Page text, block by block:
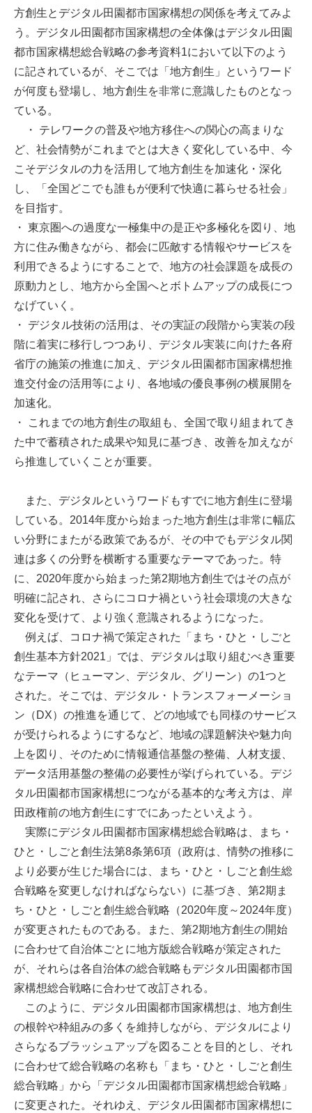
方創生とデジタル田園都市国家構想の関係を考えてみよ
う。デジタル田園都市国家構想の全体像はデジタル田園
都市国家構想総合戦略の参考資料1において以下のよう
に記されているが、そこでは「地方創生」というワード
が何度も登場し、地方創生を非常に意識したものとなっ
ている。
・ テレワークの普及や地方移住への関心の高まりな
ど、社会情勢がこれまでとは大きく変化している中、今
こそデジタルの力を活用して地方創生を加速化・深化
し、「全国どこでも誰もが便利で快適に暮らせる社会」
を目指す。
・ 東京圏への過度な一極集中の是正や多極化を図り、地
方に住み働きながら、都会に匹敵する情報やサービスを
利用できるようにすることで、地方の社会課題を成長の
原動力とし、地方から全国へとボトムアップの成長につ
なげていく。
・ デジタル技術の活用は、その実証の段階から実装の段
階に着実に移行しつつあり、デジタル実装に向けた各府
省庁の施策の推進に加え、デジタル田園都市国家構想推
進交付金の活用等により、各地域の優良事例の横展開を
加速化。
・ これまでの地方創生の取組も、全国で取り組まれてき
た中で蓄積された成果や知見に基づき、改善を加えなが
ら推進していくことが重要。
また、デジタルというワードもすでに地方創生に登場
している。2014年度から始まった地方創生は非常に幅広
い分野にまたがる政策であるが、その中でもデジタル関
連は多くの分野を横断する重要なテーマであった。特
に、2020年度から始まった第2期地方創生ではその点が
明確に記され、さらにコロナ禍という社会環境の大きな
変化を受けて、より強く意識されるようになった。
例えば、コロナ禍で策定された「まち・ひと・しごと
創生基本方針2021」では、デジタルは取り組むべき重要
なテーマ（ヒューマン、デジタル、グリーン）の1つと
された。そこでは、デジタル・トランスフォーメーショ
ン（DX）の推進を通じて、どの地域でも同様のサービス
が受けられるようにするなど、地域の課題解決や魅力向
上を図り、そのために情報通信基盤の整備、人材支援、
データ活用基盤の整備の必要性が挙げられている。デジ
タル田園都市国家構想につながる基本的な考え方は、岸
田政権前の地方創生にすでにあったといえよう。
実際にデジタル田園都市国家構想総合戦略は、まち・
ひと・しごと創生法第8条第6項（政府は、情勢の推移に
より必要が生じた場合には、まち・ひと・しごと創生総
合戦略を変更しなければならない）に基づき、第2期ま
ち・ひと・しごと創生総合戦略（2020年度～2024年度）
が変更されたものである。また、第2期地方創生の開始
に合わせて自治体ごとに地方版総合戦略が策定された
が、それらは各自治体の総合戦略もデジタル田園都市国
家構想総合戦略に合わせて改訂される。
このように、デジタル田園都市国家構想は、地方創生
の根幹や枠組みの多くを維持しながら、デジタルにより
さらなるブラッシュアップを図ることを目的とし、それ
に合わせて総合戦略の名称も「まち・ひと・しごと創生
総合戦略」から「デジタル田園都市国家構想総合戦略」
に変更された。それゆえ、デジタル田園都市国家構想に